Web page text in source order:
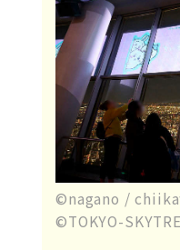
©nagano /
©TOKYO-